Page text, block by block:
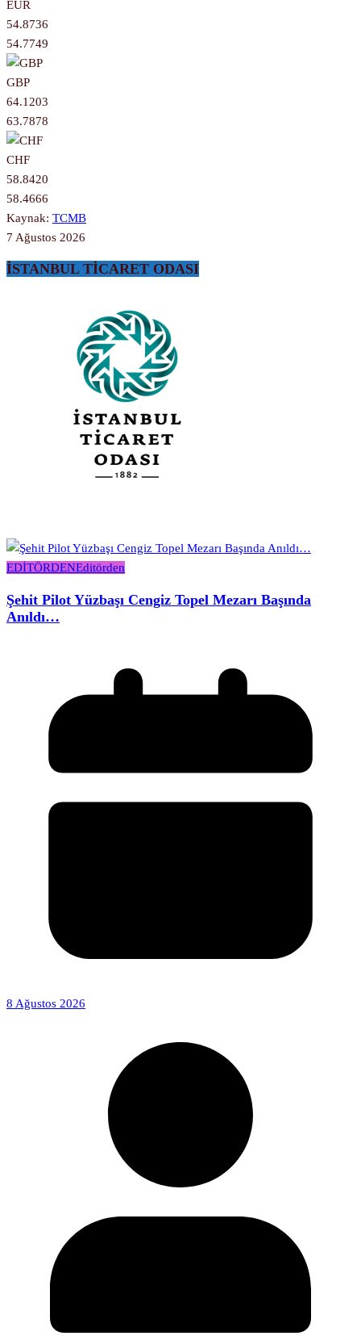
EUR
54.8736
54.7749
GBP
64.1203
63.7878
CHF
58.8420
58.4666
Kaynak: TCMB
7 Ağustos 2026
İSTANBUL TİCARET ODASI
EDİTÖRDENEditörden
Şehit Pilot Yüzbaşı Cengiz Topel Mezarı Başında
Anıldı…
8 Ağustos 2026